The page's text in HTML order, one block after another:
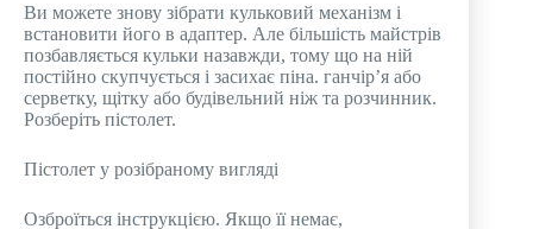
Ви можете знову зібрати кульковий механізм і
встановити його в адаптер. Але більшість майстрів
позбавляється кульки назавжди, тому що на ній
постійно скупчується і засихає піна. ганчір’я або
серветку, щітку або будівельний ніж та розчинник.
Розберіть пістолет.
Пістолет у розібраному вигляді
Озброїться інструкцією. Якщо її немає,